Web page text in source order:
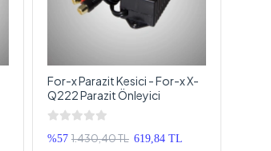
For-x Parazit Kesici - For-x X-
Q222 Parazit Önleyici
%57 1.430,40 TL 619,84 TL